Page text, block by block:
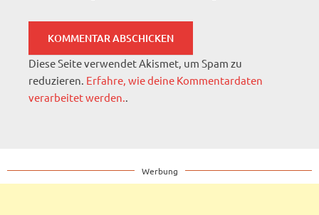
Diese Seite verwendet Akismet, um Spam zu
reduzieren. Erfahre, wie deine Kommentardaten
verarbeitet werden..
Werbung